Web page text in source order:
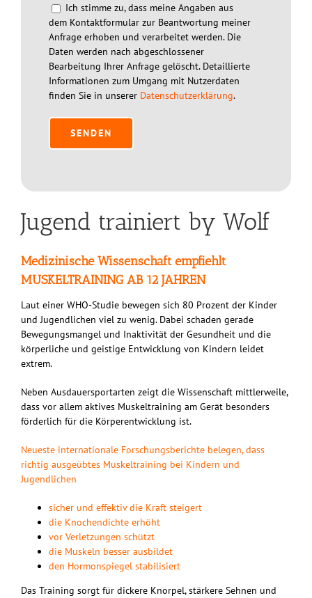
Ich stimme zu, dass meine Angaben aus
dem Kontaktformular zur Beantwortung meiner
Anfrage erhoben und verarbeitet werden. Die
Daten werden nach abgeschlossener
Bearbeitung Ihrer Anfrage gelöscht. Detaillierte
Informationen zum Umgang mit Nutzerdaten
finden Sie in unserer Datenschutzerklärung.
Jugend trainiert by Wolf
Medizinische Wissenschaft empfiehlt
MUSKELTRAINING AB 12 JAHREN
Laut einer WHO-Studie bewegen sich 80 Prozent der Kinder
und Jugendlichen viel zu wenig. Dabei schaden gerade
Bewegungsmangel und Inaktivität der Gesundheit und die
körperliche und geistige Entwicklung von Kindern leidet
extrem.
Neben Ausdauersportarten zeigt die Wissenschaft mittlerweile,
dass vor allem aktives Muskeltraining am Gerät besonders
förderlich für die Körperentwicklung ist.
Neueste internationale Forschungsberichte belegen, dass
richtig ausgeübtes Muskeltraining bei Kindern und
Jugendlichen
sicher und effektiv die Kraft steigert
die Knochendichte erhöht
vor Verletzungen schützt
die Muskeln besser ausbildet
den Hormonspiegel stabilisiert
Das Training sorgt für dickere Knorpel, stärkere Sehnen und